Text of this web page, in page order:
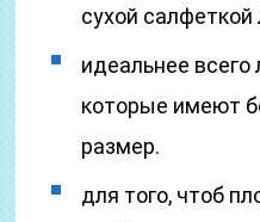
сухой салфеткой
идеальнее
которые имеют
размер.
для того, чтоб